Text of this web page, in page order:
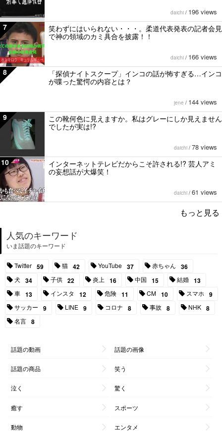
daichi / 196 views
7
笑わずにはいられない・・・。柔道代表発表の記者会見
で神の領域のカミ具合を披露！！
daichi / 166 views
8
「探偵ナイトスクープ」インコの話が怖すぎる…インコ
が喋った驚愕の内容とは？
jene / 144 views
9
この靴何色に見えますか。私はグレーにしか見えません
でしたが実は!?
daichi / 78 views
10
インターネットテレビだからこそ許される!? 芸人アミ
の妄想話が大爆笑！
daichi / 61 views
もっと見る
人気のキーワード
いま話題のキーワード
Twitter 59 猫 42 YouTube 37 赤ちゃん 36
犬 34 子供 22 炎上 16 中国 15 結婚 13
車 13 インスタ 12 危険 11 CM 10 スマホ 9
サッカー 9 LINE 9 コロナ 8 事故 8 NHK 8
名言 8
話題の動画 話題の画像
話題の商品 笑う
泣く 驚く
癒す スポーツ
動物 エンタメ